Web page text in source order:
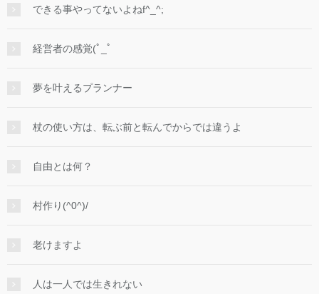
できる事やってないよねf^_^;
経営者の感覚(ﾟ_ﾟ
夢を叶えるプランナー
杖の使い方は、転ぶ前と転んでからでは違うよ
自由とは何？
村作り(^0^)/
老けますよ
人は一人では生きれない